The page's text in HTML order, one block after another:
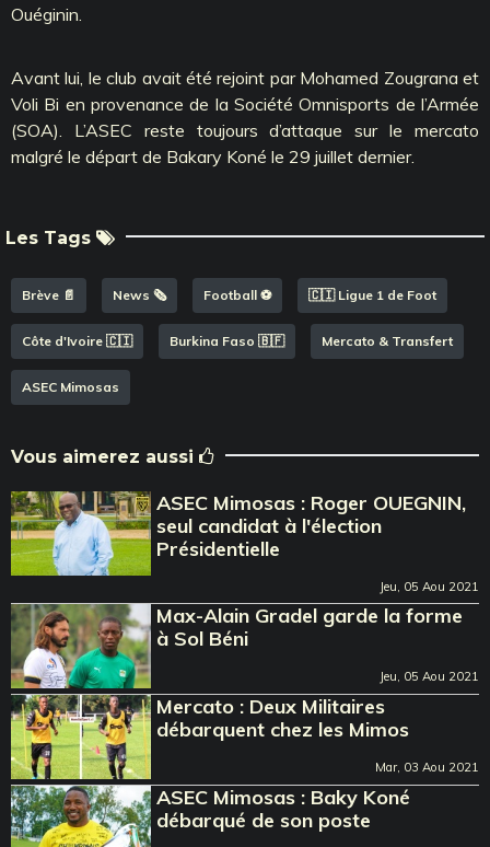
Ouéginin.
Avant lui, le club avait été rejoint par Mohamed Zougrana et
Voli Bi en provenance de la Société Omnisports de l’Armée
(SOA). L’ASEC reste toujours d’attaque sur le mercato
malgré le départ de Bakary Koné le 29 juillet dernier.
Les Tags
Brève 📄 News 🗞️ Football ⚽️ 🇨🇮 Ligue 1 de Foot
Côte d'Ivoire 🇨🇮 Burkina Faso 🇧🇫 Mercato & Transfert
ASEC Mimosas
Vous aimerez aussi
ASEC Mimosas : Roger OUEGNIN,
seul candidat à l'élection
Présidentielle
Jeu, 05 Aou 2021
Max-Alain Gradel garde la forme
à Sol Béni
Jeu, 05 Aou 2021
Mercato : Deux Militaires
débarquent chez les Mimos
Mar, 03 Aou 2021
ASEC Mimosas : Baky Koné
débarqué de son poste